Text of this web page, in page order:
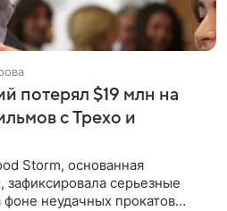
потерял $19 млн на
с Трехо и
Storm, основанная
серьезные
неудачных прокатов